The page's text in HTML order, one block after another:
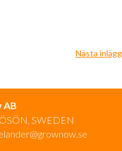
Nästa inlägg
AB
SWEDEN